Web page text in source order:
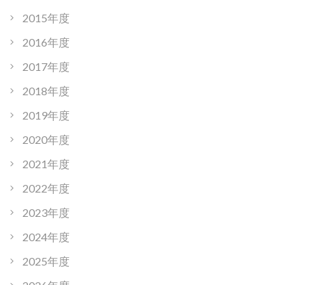
2015年度
2016年度
2017年度
2018年度
2019年度
2020年度
2021年度
2022年度
2023年度
2024年度
2025年度